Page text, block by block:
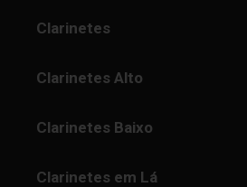
Clarinetes
Clarinetes Alto
Clarinetes Baixo
Clarinetes em Lá